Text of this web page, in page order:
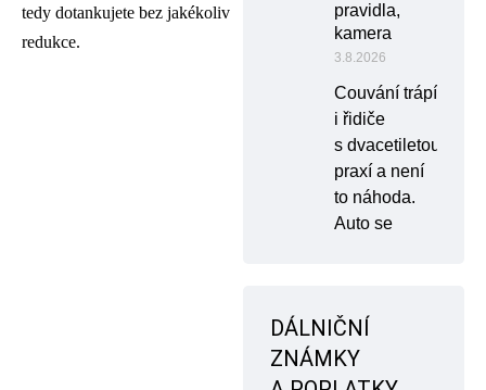
tedy dotankujete bez jakékoliv
redukce.
pravidla,
kamera
3.8.2026
Couvání trápí
i řidiče
s dvacetiletou
praxí a není
to náhoda.
Auto se
DÁLNIČNÍ
ZNÁMKY